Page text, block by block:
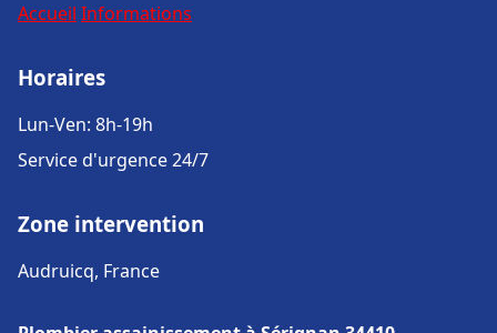
Accueil Informations
Horaires
Lun-Ven: 8h-19h
Service d'urgence 24/7
Zone intervention
Audruicq, France